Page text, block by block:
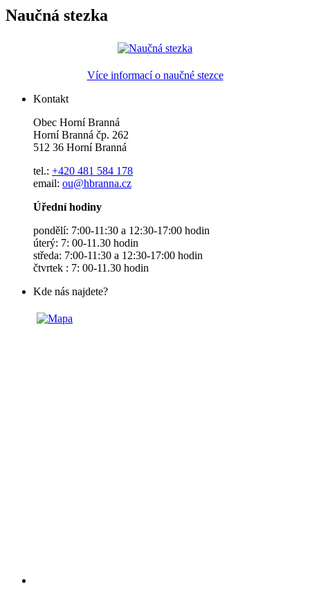
Naučná stezka
Více informací o naučné stezce
Kontakt
Obec Horní Branná
Horní Branná čp. 262
512 36 Horní Branná
tel.: +420 481 584 178
email: ou@hbranna.cz
Úřední hodiny
pondělí: 7:00-11:30 a 12:30-17:00 hodin
úterý: 7: 00-11.30 hodin
středa: 7:00-11:30 a 12:30-17:00 hodin
čtvrtek : 7: 00-11.30 hodin
Kde nás najdete?